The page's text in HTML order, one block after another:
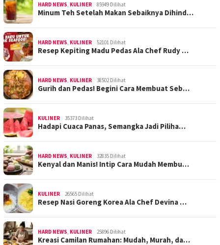
HARD NEWS KULINER 85949 Dilihat
Minum Teh Setelah Makan Sebaiknya Dihind…
HARD NEWS KULINER 52101 Dilihat
Resep Kepiting Madu Pedas Ala Chef Rudy …
HARD NEWS KULINER 38502 Dilihat
Gurih dan Pedas! Begini Cara Membuat Seb…
KULINER 35373 Dilihat
Hadapi Cuaca Panas, Semangka Jadi Piliha…
HARD NEWS KULINER 32835 Dilihat
Kenyal dan Manis! Intip Cara Mudah Membu…
KULINER 26565 Dilihat
Resep Nasi Goreng Korea Ala Chef Devina …
HARD NEWS KULINER 25896 Dilihat
Kreasi Camilan Rumahan: Mudah, Murah, da…